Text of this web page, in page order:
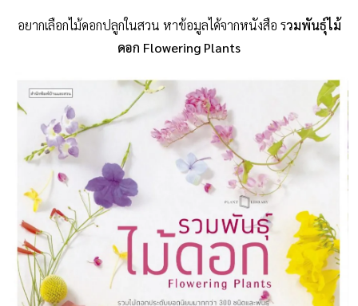
อยากเลือกไม้ดอกปลูกในสวน หาข้อมูลได้จากหนังสือ รวมพันธุ์ไม้
ดอก Flowering Plants